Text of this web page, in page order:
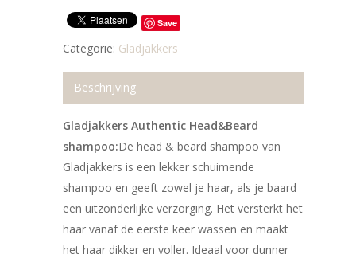
Save
Categorie: Gladjakkers
Beschrijving
Gladjakkers Authentic Head&Beard
shampoo:De head & beard shampoo van
Gladjakkers is een lekker schuimende
shampoo en geeft zowel je haar, als je baard
een uitzonderlijke verzorging. Het versterkt het
haar vanaf de eerste keer wassen en maakt
het haar dikker en voller. Ideaal voor dunner